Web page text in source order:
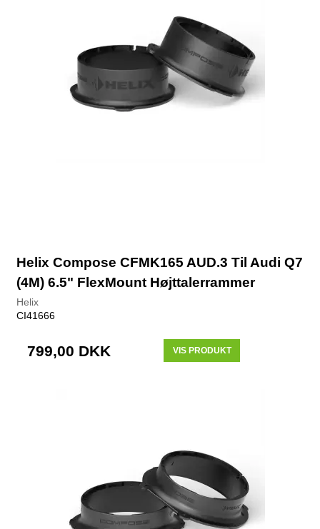
Helix Compose CFMK165 AUD.3 Til Audi Q7
(4M) 6.5" FlexMount Højttalerrammer
Helix
CI41666
799,00 DKK VIS PRODUKT